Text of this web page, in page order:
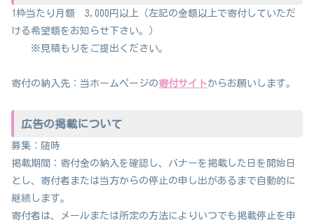
1枠当たり月額 3,000円以上（左記の金額以上で寄付していただ
ける希望額をお知らせ下さい。）
※見積もりをご提出ください。
寄付の納入先：当ホームページの寄付サイトからお願いします。
広告の掲載について
募集：随時
掲載期間：寄付金の納入を確認し、バナーを掲載した日を開始日
とし、寄付者または当方からの停止の申し出があるまで自動的に
継続します。
寄付者は、メールまたは所定の方法によりいつでも掲載停止を申